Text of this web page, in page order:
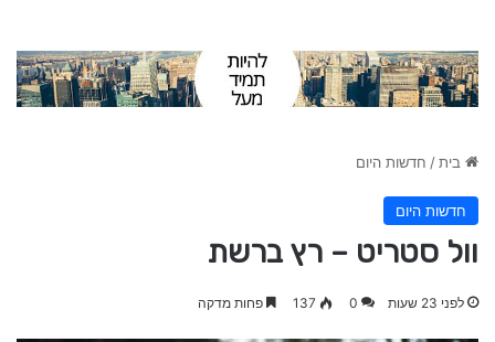
בית/ חדשות היום
חדשות היום
וול סטריט – רץ ברשת
לפני 23 שעות 0
137 פחות מדקה